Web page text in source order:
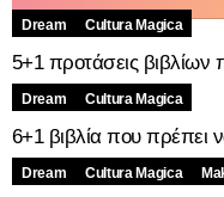
Dream Cultura Magica
5+1 προτάσεις βιβλίων
Dream Cultura Magica
6+1 βιβλία που πρέπει
Dream Cultura Magica